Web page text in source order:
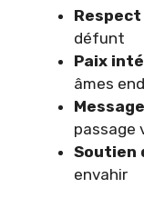
défunt
Paix
âmes
passage
Soutien
envahir